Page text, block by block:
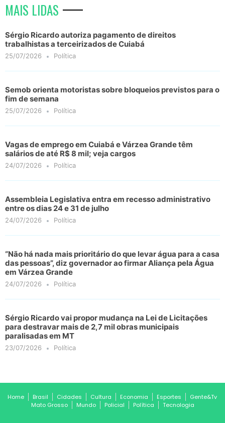
MAIS LIDAS
Sérgio Ricardo autoriza pagamento de direitos
trabalhistas a terceirizados de Cuiabá
25/07/2026 Política
Semob orienta motoristas sobre bloqueios previstos para o
fim de semana
25/07/2026 Política
Vagas de emprego em Cuiabá e Várzea Grande têm
salários de até R$ 8 mil; veja cargos
24/07/2026 Política
Assembleia Legislativa entra em recesso administrativo
entre os dias 24 e 31 de julho
24/07/2026 Política
“Não há nada mais prioritário do que levar água para a casa
das pessoas”, diz governador ao firmar Aliança pela Água
em Várzea Grande
24/07/2026 Política
Sérgio Ricardo vai propor mudança na Lei de Licitações
para destravar mais de 2,7 mil obras municipais
paralisadas em MT
23/07/2026 Política
Home Brasil Cidades Cultura Economia Esportes
Gente&Tv
Mato Grosso
Mundo Policial Política Tecnologia